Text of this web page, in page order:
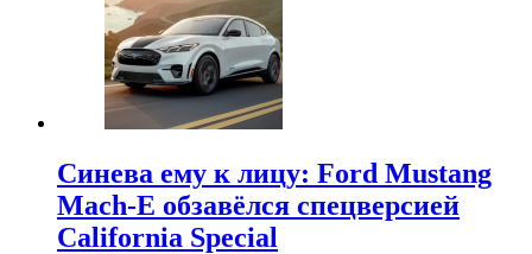
Синева ему к лицу: Ford Mustang
Mach-E обзавёлся спецверсией
California Special